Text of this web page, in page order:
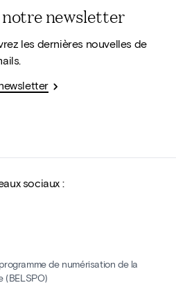
newsletter
les dernières nouvelles de
sociaux :
de numérisation de la
(BELSPO)